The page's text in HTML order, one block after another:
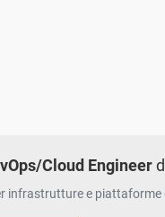
Cloud Engineer
infrastrutture e piattaforme